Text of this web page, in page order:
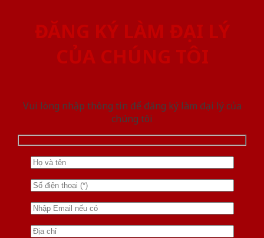
ĐĂNG KÝ LÀM ĐẠI LÝ
CỦA CHÚNG TÔI
Vui lòng nhập thông tin để đăng ký làm đại lý của
chúng tôi